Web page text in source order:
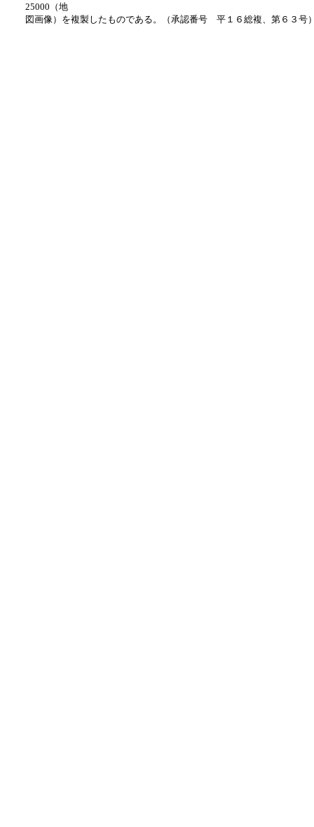
25000（地
図画像）を複製したものである。（承認番号 平１６総複、第６３号